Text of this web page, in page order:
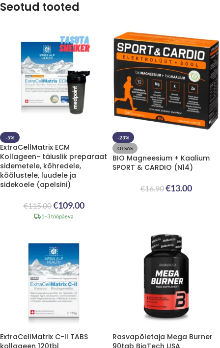
Seotud tooted
-5%
ExtraCellMatrix ECM
Kollageen- täiuslik preparaat
sidemetele, kõhredele,
kõõlustele, luudele ja
sidekoele (apelsini)
€115.00€109.00
1–3 tööpäeva
-23%
OTSAS
BIO Magneesium + Kaalium
SPORT & CARDIO (N14)
€16.90€13.00
ExtraCellMatrix C-II TABS
kollageen 120tbl
Rasvapõletaja Mega Burner
90tab BioTech USA